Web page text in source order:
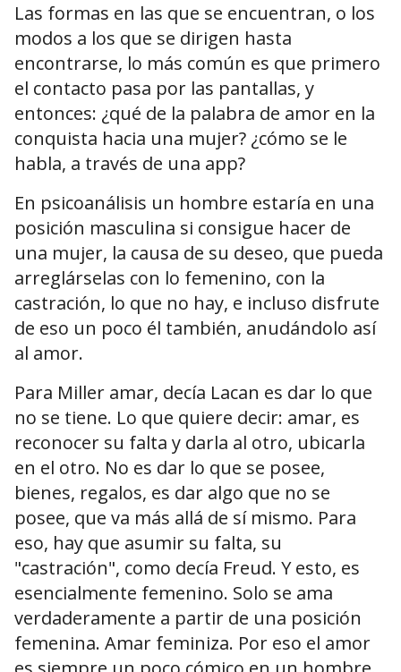
Las formas en las que se encuentran, o los
modos a los que se dirigen hasta
encontrarse, lo más común es que primero
el contacto pasa por las pantallas, y
entonces: ¿qué de la palabra de amor en la
conquista hacia una mujer? ¿cómo se le
habla, a través de una app?
En psicoanálisis un hombre estaría en una
posición masculina si consigue hacer de
una mujer, la causa de su deseo, que pueda
arreglárselas con lo femenino, con la
castración, lo que no hay, e incluso disfrute
de eso un poco él también, anudándolo así
al amor.
Para Miller amar, decía Lacan es dar lo que
no se tiene. Lo que quiere decir: amar, es
reconocer su falta y darla al otro, ubicarla
en el otro. No es dar lo que se posee,
bienes, regalos, es dar algo que no se
posee, que va más allá de sí mismo. Para
eso, hay que asumir su falta, su
"castración", como decía Freud. Y esto, es
esencialmente femenino. Solo se ama
verdaderamente a partir de una posición
femenina. Amar feminiza. Por eso el amor